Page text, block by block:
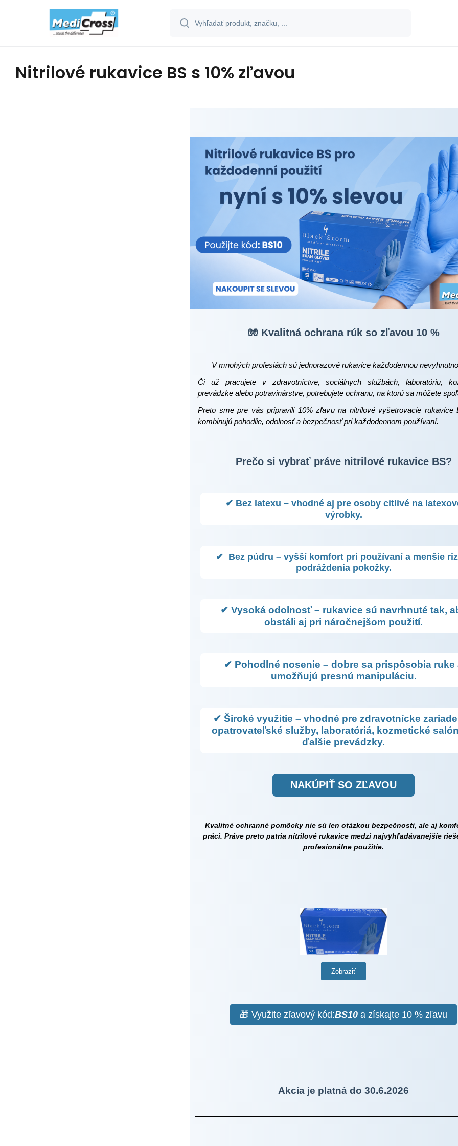
Nitrilové rukavice BS s 10% zľavou
🧤 Kvalitná ochrana rúk so zľavou 10 %
V mnohých profesiách sú jednorazové rukavice každodennou
Či už pracujete v zdravotníctve, sociálnych službách, laboratóriu,
prevádzke alebo potravinárstve, potrebujete ochranu, na ktorú sa môžete
Preto sme pre vás pripravili 10% zľavu na nitrilové vyšetrovacie rukavice
kombinujú pohodlie, odolnosť a bezpečnosť pri každodennom používaní.
Prečo si vybrať práve nitrilové rukavice BS?
✔ Bez latexu – vhodné aj pre osoby citlivé na
výrobky.
✔ Bez púdru – vyšší komfort pri používaní a menšie
podráždenia pokožky.
✔ Vysoká odolnosť – rukavice sú navrhnuté tak,
obstáli aj pri náročnejšom použití.
✔ Pohodlné nosenie – dobre sa prispôsobia ruke
umožňujú presnú manipuláciu.
✔ Široké využitie – vhodné pre zdravotnícke
opatrovateľské služby, laboratóriá, kozmetické
ďalšie prevádzky.
NAKÚPIŤ SO ZĽAVOU
Kvalitné ochranné pomôcky nie sú len otázkou bezpečnosti, ale aj
práci. Práve preto patria nitrilové rukavice medzi najvyhľadávanejšie
profesionálne použitie.
Zobraziť
🎁 Využite zľavový kód:BS10 a získajte 10 % zľavu
Akcia je platná do 30.6.2026